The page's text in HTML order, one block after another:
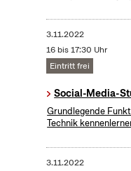
3.11.2022
16 bis 17:30 Uhr
Eintritt frei
Social-Media-
Grundlegende
Technik
3.11.2022